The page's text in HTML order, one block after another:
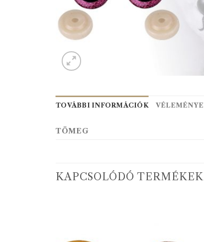
TOVÁBBI INFORMÁCIÓK
TÖMEG
KAPCSOLÓDÓ TERMÉKEK